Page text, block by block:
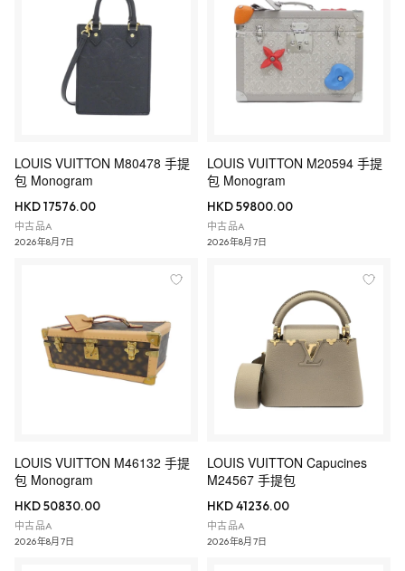
LOUIS VUITTON M80478 手提
包 Monogram
HKD 17576.00
中古品A
2026年8月7日
LOUIS VUITTON M20594 手提
包 Monogram
HKD 59800.00
中古品A
2026年8月7日
LOUIS VUITTON M46132 手提
包 Monogram
HKD 50830.00
中古品A
2026年8月7日
LOUIS VUITTON Capucines
M24567 手提包
HKD 41236.00
中古品A
2026年8月7日